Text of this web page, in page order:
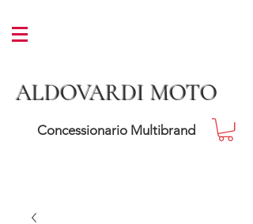
ALDOVARDI MOTO
Concessionario Multibrand